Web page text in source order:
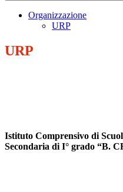
Organizzazione
URP
URP
Istituto Comprensivo di
Secondaria di I° grado “B.